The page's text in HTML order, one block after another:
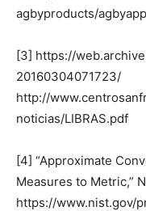
agbyproducts/
[3] https://
20160304071723/
http://
noticias/LIBRAS.pdf
[4] “Approximate
Measures to Metric,”
https://www.nist.gov/